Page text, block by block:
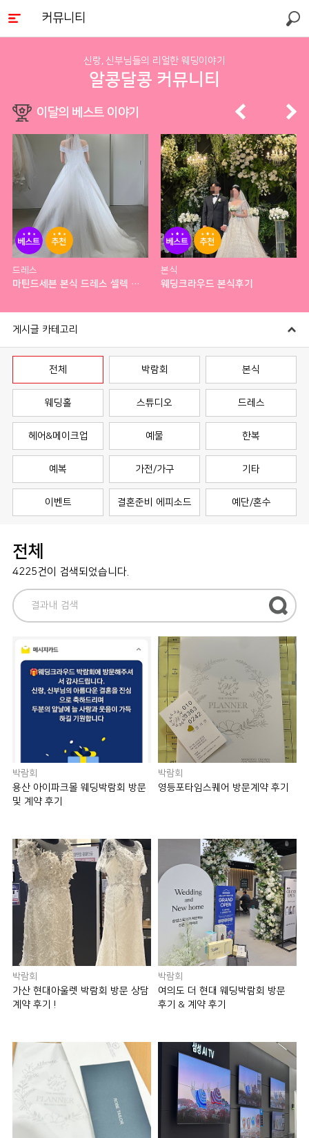
커뮤니티 검색
신랑, 신부님들의 리얼한 웨딩이야기
알콩달콩 커뮤니티
이달의 베스트 이야기
베스
트
추천
드레스
마틴드세븐 본식 드레스 셀렉 후기
베스
트
추천
본식
웨딩크라우드 본식후기
게시글 카테고리
전체 박람회 본식
웨딩홀 스튜디오 드레스
헤어&메이크업 예물 한복
예복 가전/가구 기타
이벤트 결혼준비 에피소드 예단/혼수
전체
4225건이 검색되었습니다.
박람회
용산 아이파크몰 웨딩박람회 방문
및 계약 후기
박람회
영등포타임스퀘어 방문계약 후기
박람회
가산 현대아울렛 박람회 방문 상담
계약 후기 !
박람회
여의도 더 현대 웨딩박람회 방문
후기 & 계약 후기